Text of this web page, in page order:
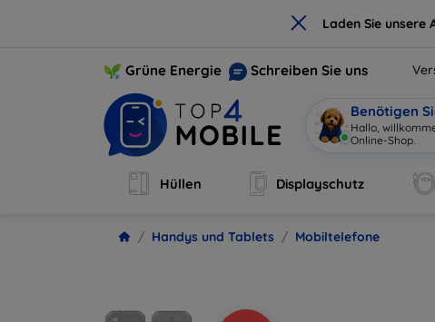
× Laden Sie unsere
Grüne Energie Schreiben Sie uns
Benötigen
Hallo,
Onl|
Hüllen Displayschutz
Handys und Tablets Mobiltelefone